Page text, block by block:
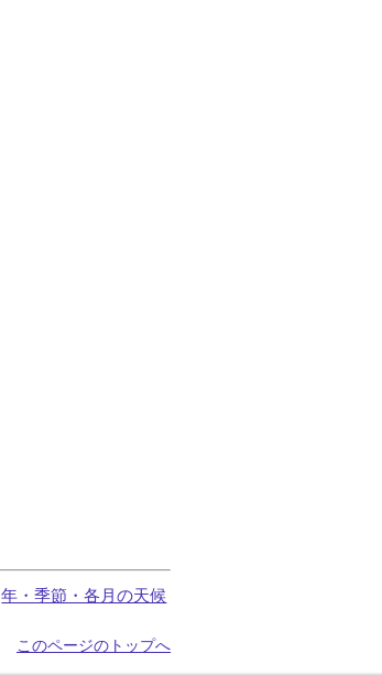
年・季節・各月の天候
このページのトップへ